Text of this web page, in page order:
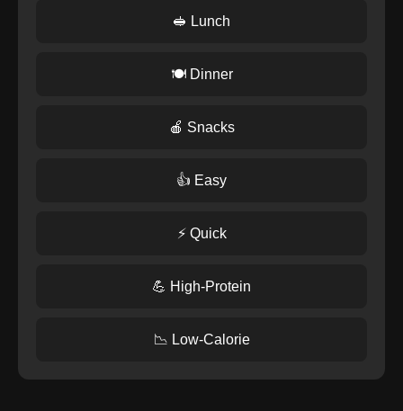
🥪 Lunch
🍽️ Dinner
🍎 Snacks
👍 Easy
⚡ Quick
💪 High-Protein
📉 Low-Calorie